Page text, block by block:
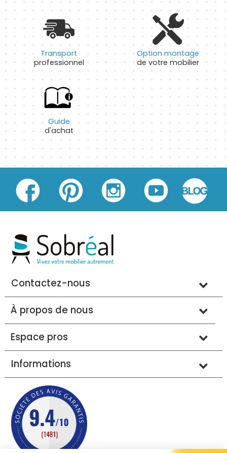
Transport
professionnel
Option montage
de votre mobilier
Guide
d'achat
Contactez-nous
À propos de nous
Espace pros
Informations